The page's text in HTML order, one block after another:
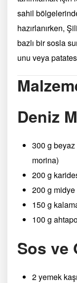
sahil
hazırlanırken,
bazlı bir sosla
unu veya patates
Deniz
300 g
morina)
200 g
200 g midye
150 g
100 g
Sos ve
2 yemek